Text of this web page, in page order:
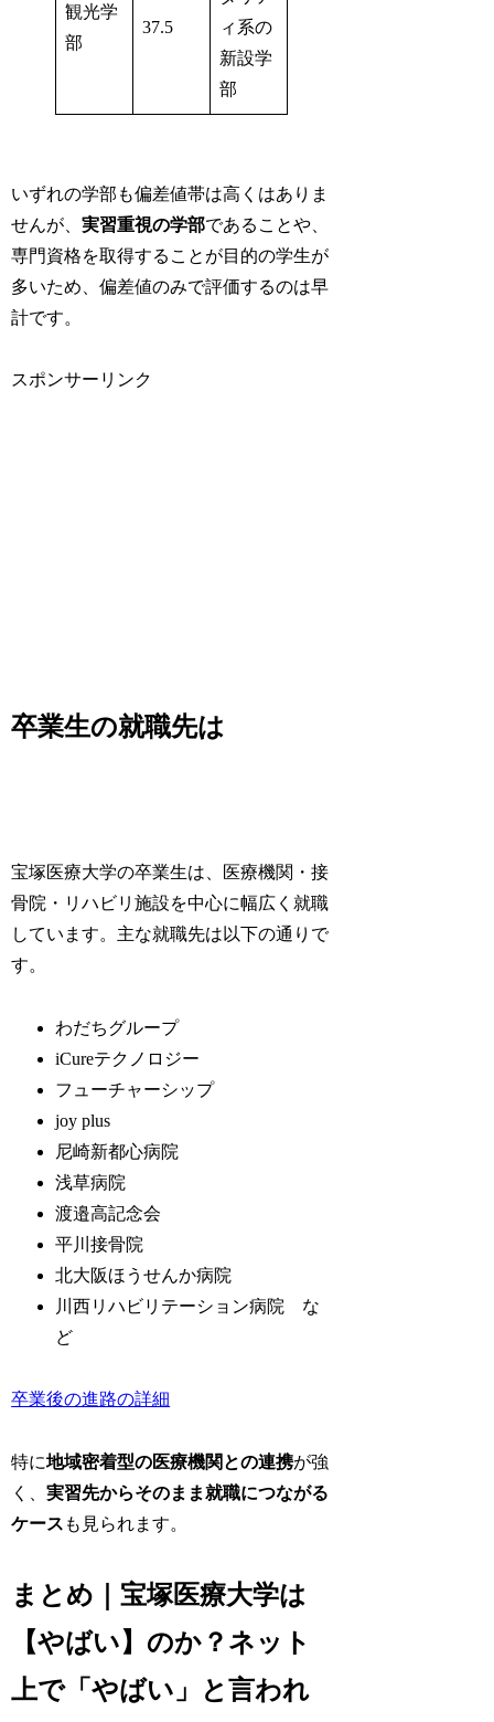
観光学
部
37.5
ィ系の
新設学
部
いずれの学部も偏差値帯は高くはありま
せんが、実習重視の学部であることや、
専門資格を取得することが目的の学生が
多いため、偏差値のみで評価するのは早
計です。
スポンサーリンク
卒業生の就職先は
宝塚医療大学の卒業生は、医療機関・接
骨院・リハビリ施設を中心に幅広く就職
しています。主な就職先は以下の通りで
す。
わだちグループ
iCureテクノロジー
フューチャーシップ
joy plus
尼崎新都心病院
浅草病院
渡邉高記念会
平川接骨院
北大阪ほうせんか病院
川西リハビリテーション病院 な
ど
卒業後の進路の詳細
特に地域密着型の医療機関との連携が強
く、実習先からそのまま就職につながる
ケース も見られます。
まとめ｜宝塚医療大学は
【やばい】のか？ネット
上で「やばい」と言われ